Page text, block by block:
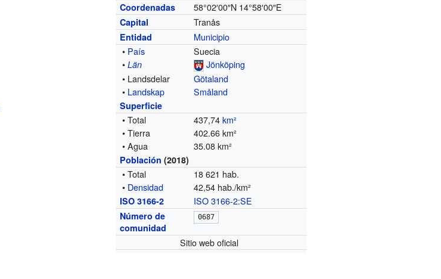
Coordenadas 58°02′00″N 14°58′00″E
Capital Tranås
Entidad
Municipio
• País
Suecia
•Län
Jönköping
• Landsdelar
Götaland
• Landskap Småland
Superficie
• Total 437,74km²
• Tierra
402.66 km²
• Agua
35.08 km²
Población (2018)
• Total
18 621 hab.
• Densidad 42,54 hab./km²
ISO 3166-2 ISO 3166-2:SE
Número de
comunidad
0687
Sitio web oficial